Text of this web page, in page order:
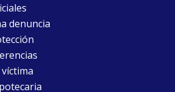
denuncia